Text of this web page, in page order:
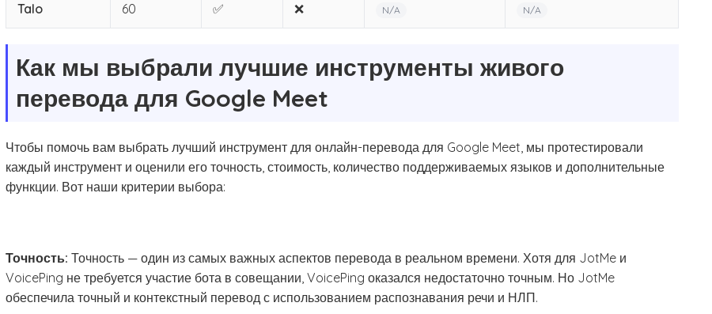
Talo 60 ✅ ❌ N/A N/A
Как мы выбрали лучшие инструменты живого
перевода для Google Meet
Чтобы помочь вам выбрать лучший инструмент для онлайн-перевода для Google Meet, мы протестировали
каждый инструмент и оценили его точность, стоимость, количество поддерживаемых языков и дополнительные
функции. Вот наши критерии выбора:
Точность: Точность — один из самых важных аспектов перевода в реальном времени. Хотя для JotMe и
VoicePing не требуется участие бота в совещании, VoicePing оказался недостаточно точным. Но JotMe
обеспечила точный и контекстный перевод с использованием распознавания речи и НЛП.